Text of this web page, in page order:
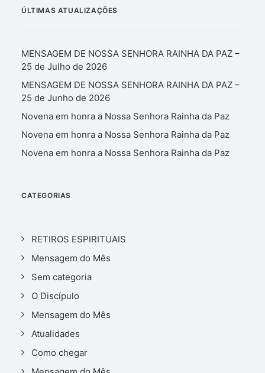
ÚLTIMAS ATUALIZAÇÕES
MENSAGEM DE NOSSA SENHORA RAINHA DA PAZ –
25 de Julho de 2026
MENSAGEM DE NOSSA SENHORA RAINHA DA PAZ –
25 de Junho de 2026
Novena em honra a Nossa Senhora Rainha da Paz
Novena em honra a Nossa Senhora Rainha da Paz
Novena em honra a Nossa Senhora Rainha da Paz
CATEGORIAS
RETIROS ESPIRITUAIS
Mensagem do Mês
Sem categoria
O Discípulo
Mensagem do Mês
Atualidades
Como chegar